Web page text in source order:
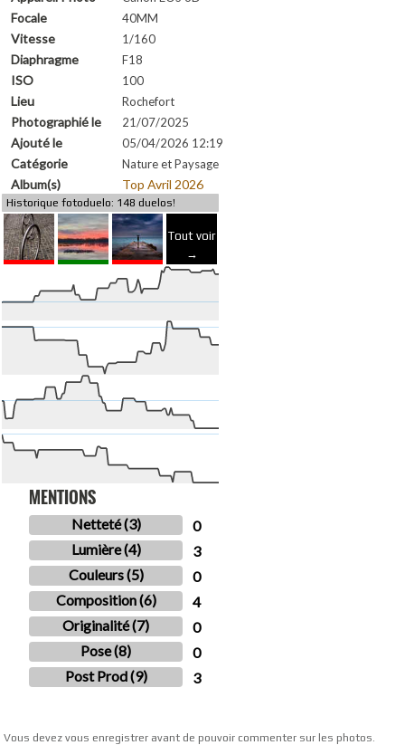
Focale 40MM
Vitesse 1/160
Diaphragme F18
ISO 100
Lieu Rochefort
Photographié le 21/07/2025
Ajouté le 05/04/2026 12:19
Catégorie Nature et Paysage
Album(s) Top Avril 2026
Historique fotoduelo: 148 duelos!
Tout voir
→
MENTIONS
Netteté (3)
0
Lumière (4)
3
Couleurs (5)
0
Composition (6)
4
Originalité (7)
0
Pose (8)
0
Post Prod (9)
3
Vous devez vous enregistrer avant de pouvoir commenter sur les photos.